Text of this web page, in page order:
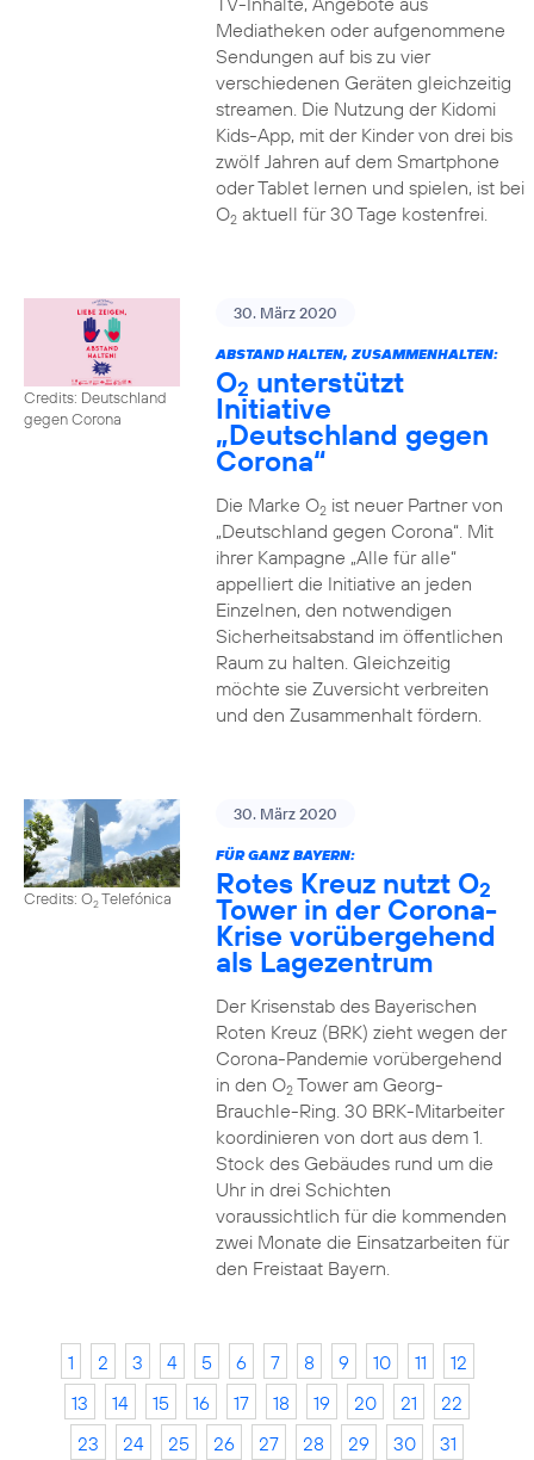
Mediatheken oder aufgenommene
Sendungen auf bis zu vier
verschiedenen Geräten gleichzeitig
streamen. Die Nutzung der Kidomi
Kids-App, mit der Kinder von drei bis
zwölf Jahren auf dem Smartphone
oder Tablet lernen und spielen, ist bei
O2aktuell für 30 Tage kostenfrei.
Credits: Deutschland
gegen Corona
30. März 2020
ABSTAND HALTEN, ZUSAMMENHALTEN:
O2 unterstützt
Initiative
„Deutschland gegen
Corona“
Die Marke O2ist neuer Partner von
„Deutschland gegen Corona“. Mit
ihrer Kampagne „Alle für alle“
appelliert die Initiative an jeden
Einzelnen, den notwendigen
Sicherheitsabstand im öffentlichen
Raum zu halten. Gleichzeitig
möchte sie Zuversicht verbreiten
und den Zusammenhalt fördern.
Credits: O2Telefónica
30. März 2020
FÜR GANZ BAYERN:
Rotes Kreuz nutzt O2
Tower in der Corona-
Krise vorübergehend
als Lagezentrum
Der Krisenstab des Bayerischen
Roten Kreuz (BRK) zieht wegen der
Corona-Pandemie vorübergehend
in den O2Tower am Georg-
Brauchle-Ring. 30 BRK-Mitarbeiter
koordinieren von dort aus dem 1.
Stock des Gebäudes rund um die
Uhr in drei Schichten
voraussichtlich für die kommenden
zwei Monate die Einsatzarbeiten für
den Freistaat Bayern.
1 2 3 4 5 6 7 8 9 10 11
12
13
14 15 16 17 18 19 20 21
22
23
24 25 26 27 28 29 30
31